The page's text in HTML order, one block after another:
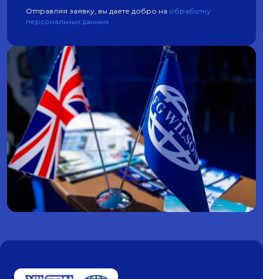
Отправляя заявку, вы даете добро на обработку
персональных данных